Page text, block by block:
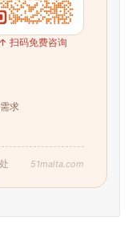
求
↑ 扫码免费咨询
51malta.com